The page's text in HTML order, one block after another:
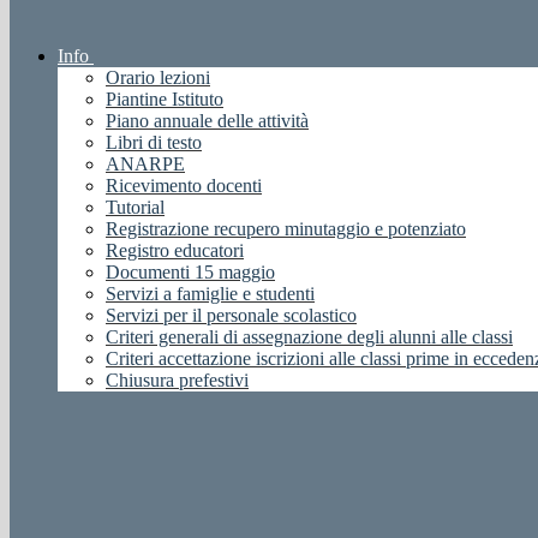
Info
Orario lezioni
Piantine Istituto
Piano annuale delle attività
Libri di testo
ANARPE
Ricevimento docenti
Tutorial
Registrazione recupero minutaggio e potenziato
Registro educatori
Documenti 15 maggio
Servizi a famiglie e studenti
Servizi per il personale scolastico
Criteri generali di assegnazione degli alunni alle classi
Criteri accettazione iscrizioni alle classi prime in
Chiusura prefestivi